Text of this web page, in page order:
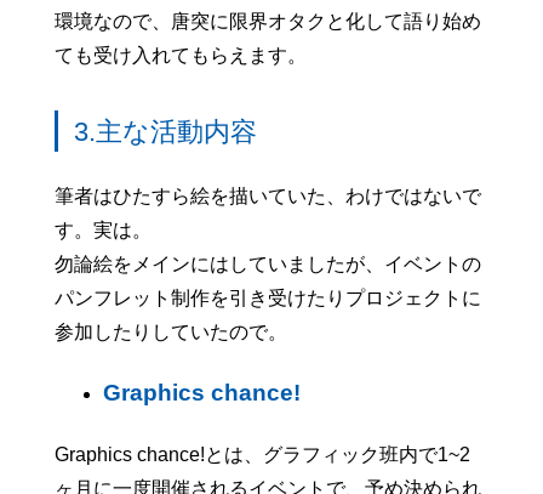
環境なので、唐突に限界オタクと化して語り始め
ても受け入れてもらえます。
3.主な活動内容
筆者はひたすら絵を描いていた、わけではないで
す。実は。
勿論絵をメインにはしていましたが、イベントの
パンフレット制作を引き受けたりプロジェクトに
参加したりしていたので。
Graphics chance!
Graphics chance!とは、グラフィック班内で1~2
ヶ月に一度開催されるイベントで、予め決められ